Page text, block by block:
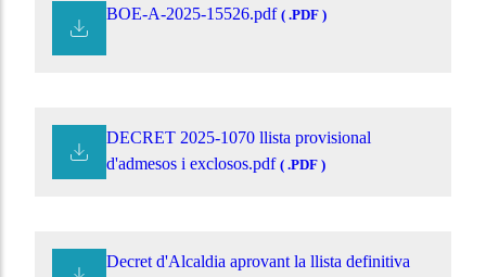
BOE-A-2025-15526.pdf ( .PDF )
DECRET 2025-1070 llista provisional
d'admesos i exclosos.pdf ( .PDF )
Decret d'Alcaldia aprovant la llista definitiva